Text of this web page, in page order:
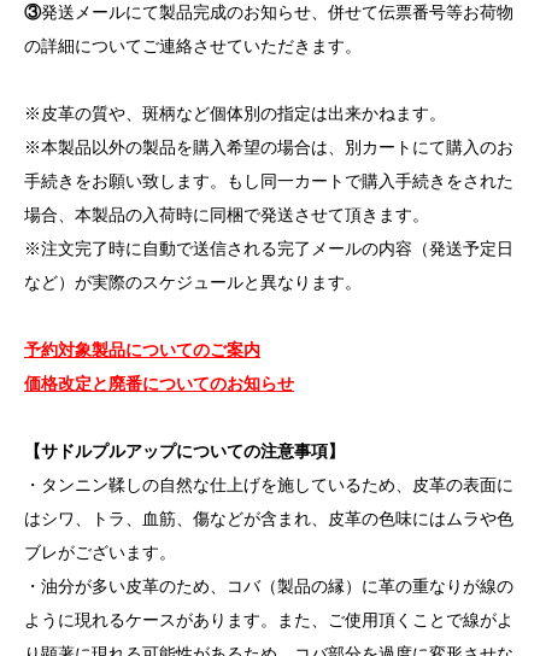
③発送メールにて製品完成のお知らせ、併せて伝票番号等お荷物
の詳細についてご連絡させていただきます。
※皮革の質や、斑柄など個体別の指定は出来かねます。
※本製品以外の製品を購入希望の場合は、別カートにて購入のお
手続きをお願い致します。もし同一カートで購入手続きをされた
場合、本製品の入荷時に同梱で発送させて頂きます。
※注文完了時に自動で送信される完了メールの内容（発送予定日
など）が実際のスケジュールと異なります。
予約対象製品についてのご案内
価格改定と廃番についてのお知らせ
【サドルプルアップについての注意事項】
・タンニン鞣しの自然な仕上げを施しているため、皮革の表面に
はシワ、トラ、血筋、傷などが含まれ、皮革の色味にはムラや色
ブレがございます。
・油分が多い皮革のため、コバ（製品の縁）に革の重なりが線の
ように現れるケースがあります。また、ご使用頂くことで線がよ